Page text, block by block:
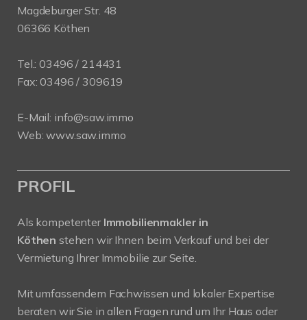
Magdeburger Str. 48
06366 Köthen
Tel.:03496 / 214431
Fax: 03496 / 309619
E-Mail: info@saw.immo
Web:www.saw.immo
PROFIL
Als kompetenter Immobilienmakler in
Köthen stehen wir Ihnen beim Verkauf und bei der
Vermietung Ihrer Immobilie zur Seite.
Mit umfassendem Fachwissen und lokaler Expertise
beraten wir Sie in allen Fragen rund um Ihr Haus oder